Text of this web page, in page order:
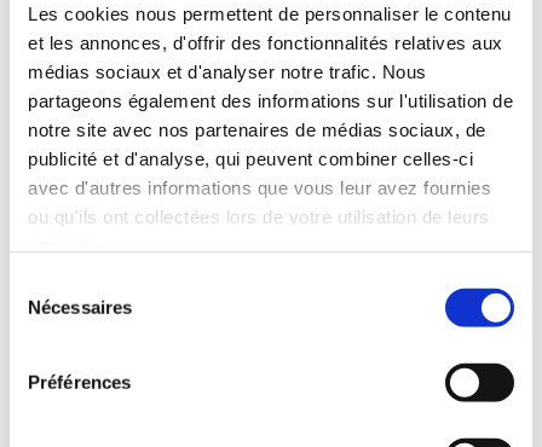
Les cookies nous permettent de personnaliser le contenu
et les annonces, d'offrir des fonctionnalités relatives aux
médias sociaux et d'analyser notre trafic. Nous
partageons également des informations sur l'utilisation de
notre site avec nos partenaires de médias sociaux, de
publicité et d'analyse, qui peuvent combiner celles-ci
avec d'autres informations que vous leur avez fournies
ou qu'ils ont collectées lors de votre utilisation de leurs
Nécessaires
Préférences
sur ce site, ainsi que pour vérifier la pertinence de
notre schéma de navigation avec ses informations.
Orange ne fait pas de corrélation entre les cookies et
les informations personnelles que vous avez pu
fournir, et ne vend pas ces informations à une tierce-
partie. Vous pouvez refuser les cookies, ou être
informé lorsqu'un site veut écrire un cookie en
Ce site web contient des liens vers d'autres sites.